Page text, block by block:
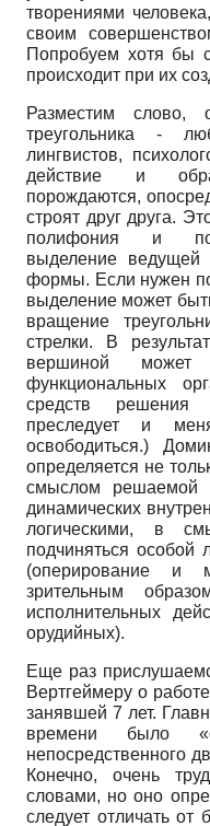
творениями
своим
Попробуем хотя бы
происходит при их
Разместим слово,
треугольника -
лингвистов,
действие и
порождаются,
строят друг друга.
полифония и
выделение ведущей
формы. Если нужен
выделение может
вращение
стрелки. В
вершиной
функциональных
средств решения
преследует и
освободиться.)
определяется не
смыслом решаемой
динамических
логическими, в
подчиняться особой
(оперирование и
зрительным
исполнительных
орудийных).
Еще раз
Вертгеймеру о
занявшей 7 лет.
времени было
непосредственного
Конечно, очень
словами, но оно
следует отличать